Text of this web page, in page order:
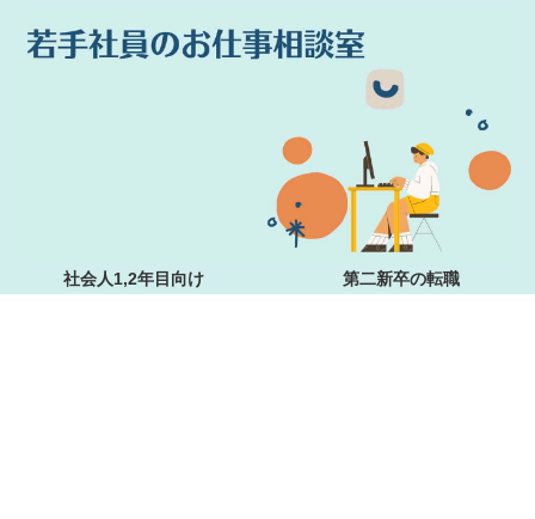
社会人1,2年目向け 第二新卒の転職